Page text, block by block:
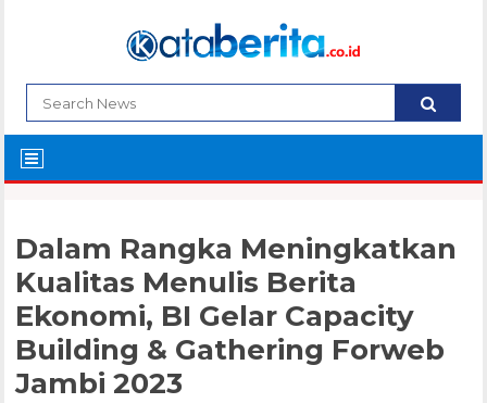
Dalam Rangka Meningkatkan
Kualitas Menulis Berita
Ekonomi, BI Gelar Capacity
Building & Gathering Forweb
Jambi 2023